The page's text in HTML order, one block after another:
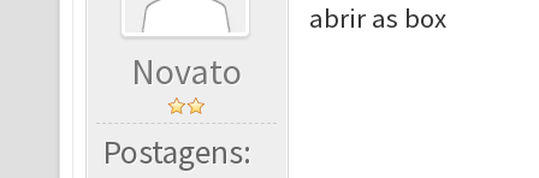
Novato
Postagens:
abrir as box